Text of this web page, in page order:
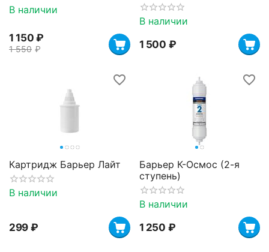
В наличии
1 150 ₽
1 550 ₽
В наличии
1 500 ₽
Картридж Барьер Лайт
В наличии
‍299‍ ₽
Барьер К-Осмос (2-я
ступень)
В наличии
1 250 ₽